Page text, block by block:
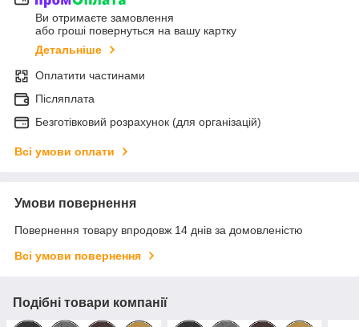
Ви отримаєте замовлення
або гроші повернуться на вашу картку
Детальніше
Оплатити частинами
Післяплата
Безготівковий розрахунок (для організацій)
Всі умови оплати
Умови повернення
Повернення товару впродовж 14 днів за домовленістю
Всі умови повернення
Подібні товари компанії